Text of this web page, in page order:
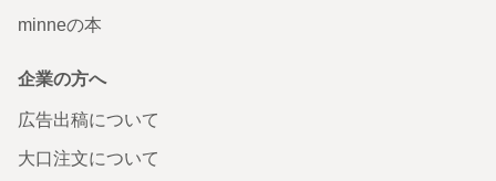
minneの本
企業の方へ
広告出稿について
大口注文について